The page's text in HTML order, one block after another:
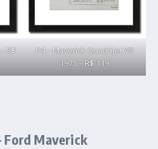
R$
P4 – Maverick Quadrijet V8
1975 – R$ 119
Ford Maverick